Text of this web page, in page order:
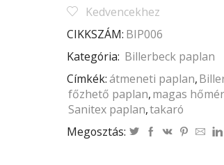
mennyiség
Kedvencekhez
CIKKSZÁM: BIP006
Kategória: Billerbeck paplan
Címkék:átmeneti paplan,
főzhető paplan,magas
Sanitex paplan,takaró
Megosztás: